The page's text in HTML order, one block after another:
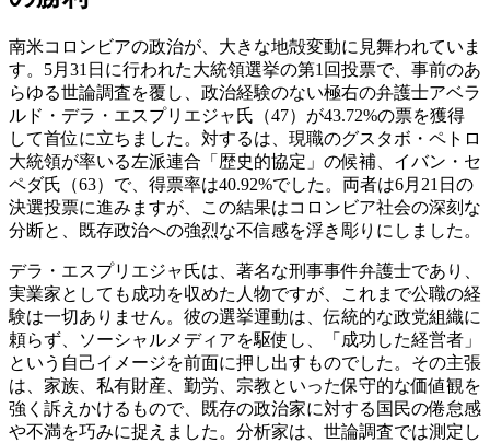
南米コロンビアの政治が、大きな地殻変動に見舞われていま
す。5月31日に行われた大統領選挙の第1回投票で、事前のあ
らゆる世論調査を覆し、政治経験のない極右の弁護士アベラ
ルド・デラ・エスプリエジャ氏（47）が43.72%の票を獲得
して首位に立ちました。対するは、現職のグスタボ・ペトロ
大統領が率いる左派連合「歴史的協定」の候補、イバン・セ
ペダ氏（63）で、得票率は40.92%でした。両者は6月21日の
決選投票に進みますが、この結果はコロンビア社会の深刻な
分断と、既存政治への強烈な不信感を浮き彫りにしました。
デラ・エスプリエジャ氏は、著名な刑事事件弁護士であり、
実業家としても成功を収めた人物ですが、これまで公職の経
験は一切ありません。彼の選挙運動は、伝統的な政党組織に
頼らず、ソーシャルメディアを駆使し、「成功した経営者」
という自己イメージを前面に押し出すものでした。その主張
は、家族、私有財産、勤労、宗教といった保守的な価値観を
強く訴えかけるもので、既存の政治家に対する国民の倦怠感
や不満を巧みに捉えました。分析家は、世論調査では測定し